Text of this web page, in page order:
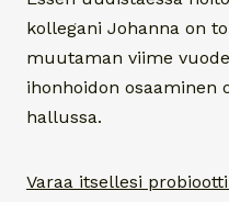
kollegani Johanna on
muutaman viime
ihonhoidon osaaminen
hallussa.
Varaa itsellesi